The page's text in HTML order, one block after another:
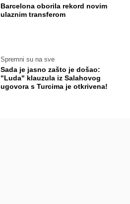
Barcelona oborila rekord novim
ulaznim transferom
Spremni su na sve
Sada je jasno zašto je došao:
"Luda" klauzula iz Salahovog
ugovora s Turcima je otkrivena!